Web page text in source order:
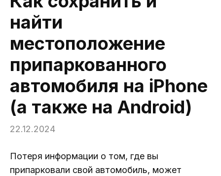
найти
местоположение
припаркованного
автомобиля на iPhone
(а также на Android)
22.12.2024
Потеря информации о том, где вы
припарковали свой автомобиль, может